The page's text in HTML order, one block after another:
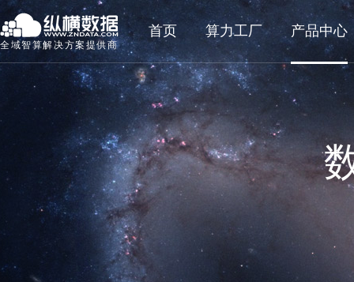
全域智算解决方案提供商
首页 算力工厂 产品中心